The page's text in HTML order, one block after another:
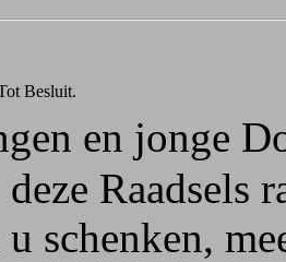
Besluit.
en jonge
Raadsels
schenken,